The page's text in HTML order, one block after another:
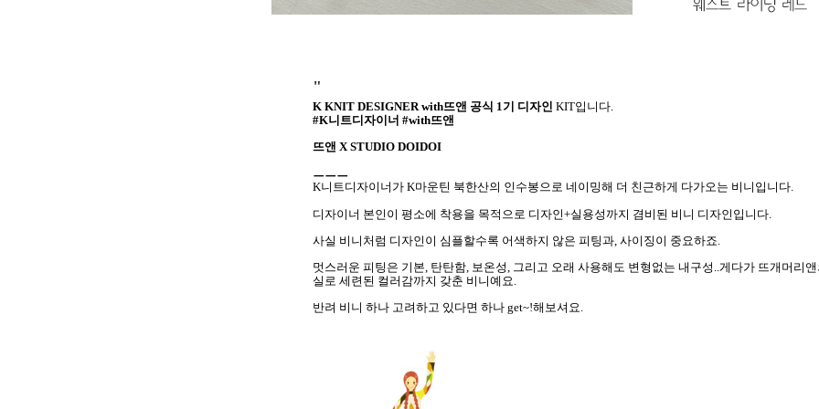
"
K KNIT DESIGNER with뜨앤 공식 1기 디자인 KIT입니다.
#K니트디자이너 #with뜨앤
뜨앤 X STUDIO DOIDOI
ㅡㅡㅡ
K니트디자이너가 K마운틴 북한산의 인수봉으로 네이밍해 더 친근하게 다가오는 비니입니다.
디자이너 본인이 평소에 착용을 목적으로 디자인+실용성까지 겸비된 비니 디자인입니다.
사실 비니처럼 디자인이 심플할수록 어색하지 않은 피팅과, 사이징이 중요하죠.
멋스러운 피팅은 기본, 탄탄함, 보온성, 그리고 오래 사용해도 변형없는 내구성..게다가 뜨개머리
실로 세련된 컬러감까지 갖춘 비니예요.
반려 비니 하나 고려하고 있다면 하나 get~!해보셔요.